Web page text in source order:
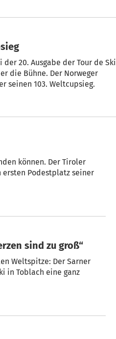
20. Ausgabe der Tour de Ski
die Bühne. Der Norweger
seinen 103. Weltcupsieg.
können. Der Tiroler
Podestplatz seiner
sind zu groß“
Weltspitze: Der Sarner
in Toblach eine ganz